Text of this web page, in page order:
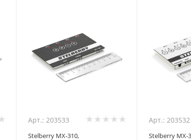
Арт.: 203533
Stelberry MX-310,
Арт.: 203532
Stelberry MX-